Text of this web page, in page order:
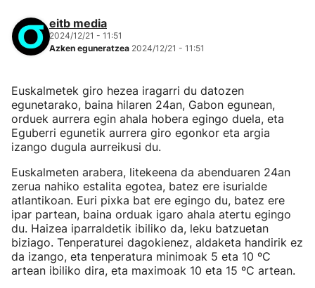
eitb media
2024/12/21 - 11:51
Azken eguneratzea 2024/12/21 - 11:51
Euskalmetek giro hezea iragarri du datozen
egunetarako, baina hilaren 24an, Gabon egunean,
orduek aurrera egin ahala hobera egingo duela, eta
Eguberri egunetik aurrera giro egonkor eta argia
izango dugula aurreikusi du.
Euskalmeten arabera, litekeena da abenduaren 24an
zerua nahiko estalita egotea, batez ere isurialde
atlantikoan. Euri pixka bat ere egingo du, batez ere
ipar partean, baina orduak igaro ahala atertu egingo
du. Haizea iparraldetik ibiliko da, leku batzuetan
biziago. Tenperaturei dagokienez, aldaketa handirik ez
da izango, eta tenperatura minimoak 5 eta 10 ºC
artean ibiliko dira, eta maximoak 10 eta 15 ºC artean.